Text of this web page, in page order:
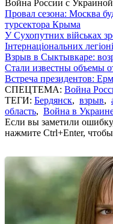
Война России с Украиной
Провал сезона: Москва
турсектора Крыма
У Сухопутних військах
Інтернаціональних
Взрыв в Сыктывкаре:
Стали известны объемы
Встреча президентов:
СПЕЦТЕМА: Война
ТЕГИ: Бердянск, взрыв,
область, Война в
Если вы заметили
нажмите Ctrl+Enter,